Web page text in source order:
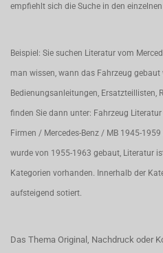
empfiehlt sich die Suche in den einzelnen
Beispiel: Sie suchen Literatur vom
man wissen, wann das Fahrzeug gebaut
Bedienungsanleitungen,
finden Sie dann unter: Fahrzeug
Firmen / Mercedes-Benz / MB 1945-
wurde von 1955-1963 gebaut, Literatur
Kategorien vorhanden. Innerhalb der
aufsteigend sotiert.
Das Thema Original, Nachdruck oder